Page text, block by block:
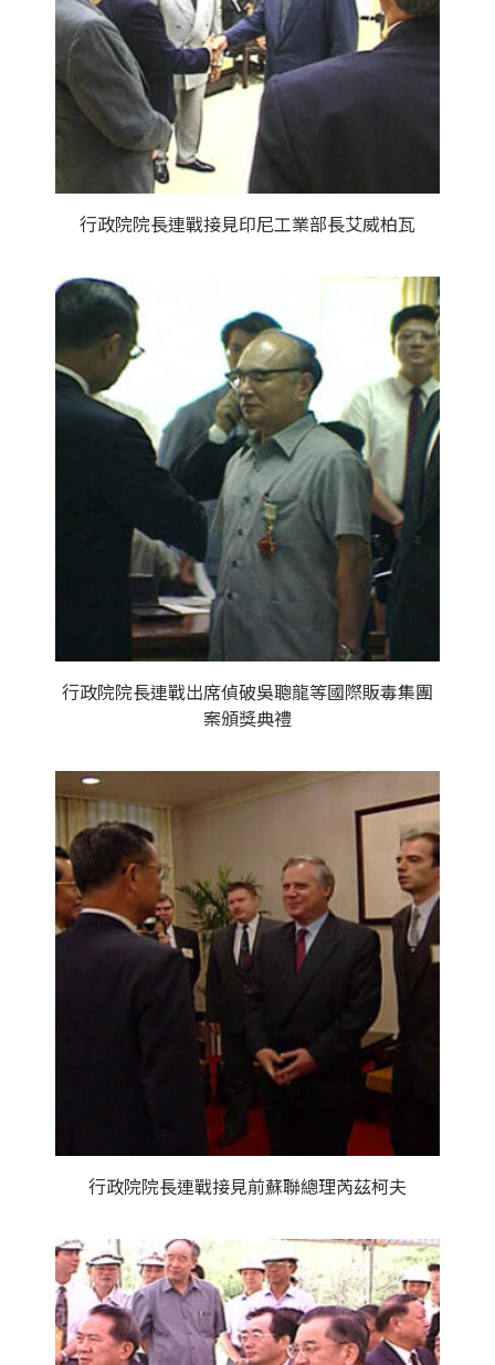
行政院院長連戰接見印尼工業部長艾威柏瓦
行政院院長連戰出席偵破吳聰龍等國際販毒集團
案頒獎典禮
行政院院長連戰接見前蘇聯總理芮茲柯夫